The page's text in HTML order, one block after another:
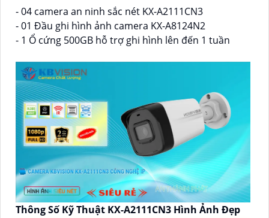
- 04 camera an ninh sắc nét KX-A2111CN3
- 01 Đầu ghi hình ảnh camera KX-A8124N2
- 1 Ổ cứng 500GB hỗ trợ ghi hình lên đến 1 tuần
Thông Số Kỹ Thuật KX-A2111CN3 Hình Ảnh Đẹp